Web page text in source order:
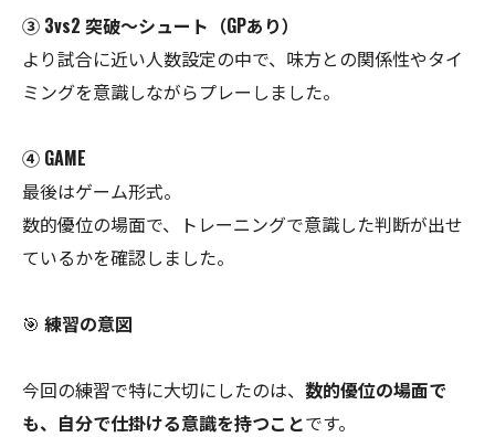
③ 3vs2 突破〜シュート（GPあり）
より試合に近い人数設定の中で、味方との関係性やタイ
ミングを意識しながらプレーしました。
④ GAME
最後はゲーム形式。
数的優位の場面で、トレーニングで意識した判断が出せ
ているかを確認しました。
🎯 練習の意図
今回の練習で特に大切にしたのは、 数的優位の場面で
も、自分で仕掛ける意識を持つことです。